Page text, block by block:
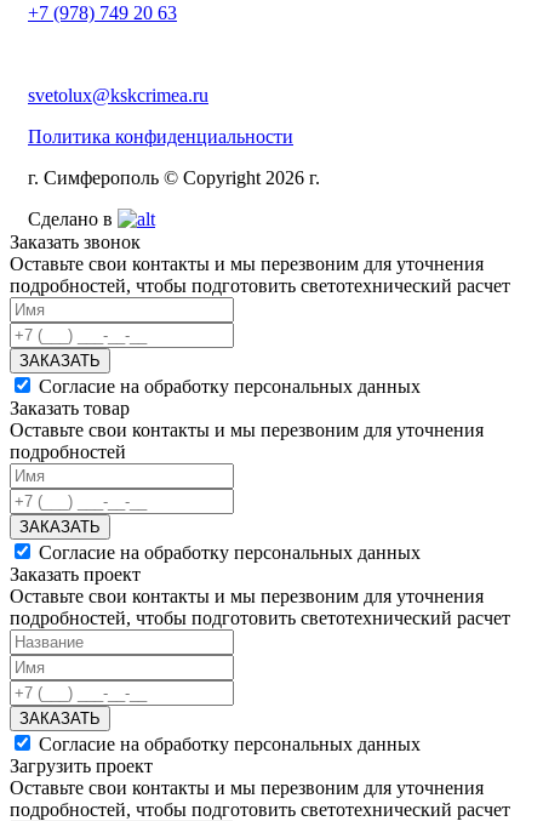
+7 (978) 749 20 63
svetolux@kskcrimea.ru
Политика конфиденциальности
г. Симферополь © Copyright 2026 г.
Сделано в
Заказать звонок
Оставьте свои контакты и мы перезвоним для уточнения
подробностей, чтобы подготовить светотехнический расчет
ЗАКАЗАТЬ
Согласие на обработку персональных данных
Заказать товар
Оставьте свои контакты и мы перезвоним для уточнения
подробностей
ЗАКАЗАТЬ
Согласие на обработку персональных данных
Заказать проект
Оставьте свои контакты и мы перезвоним для уточнения
подробностей, чтобы подготовить светотехнический расчет
ЗАКАЗАТЬ
Согласие на обработку персональных данных
Загрузить проект
Оставьте свои контакты и мы перезвоним для уточнения
подробностей, чтобы подготовить светотехнический расчет